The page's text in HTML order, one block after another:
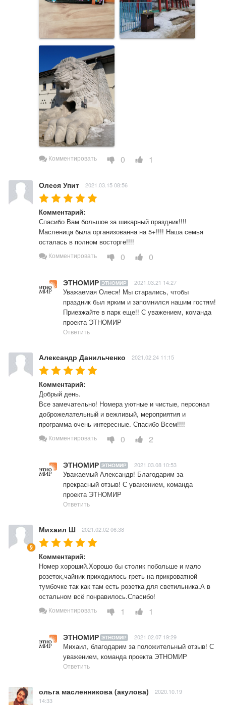
Комментировать 0 1
Олеся Упит 2021.03.15 08:56
Комментарий:
Спасибо Вам большое за шикарный праздник!!!!
Масленица была организованна на 5+!!!! Наша семья
осталась в полном восторге!!!!
Комментировать 0 0
ЭТНОМИР ЭТНОМИР 2021.03.21 14:27
Уважаемая Олеся! Мы старались, чтобы
праздник был ярким и запомнился нашим гостям!
Приезжайте в парк еще!! С уважением, команда
проекта ЭТНОМИР
Ответить
Александр Данильченко 2021.02.24 11:15
Комментарий:
Добрый день.
Все замечательно! Номера уютные и чистые, персонал
доброжелательный и вежливый, мероприятия и
программа очень интересные. Спасибо Всем!!!!
Комментировать 0 2
ЭТНОМИР ЭТНОМИР 2021.03.08 10:53
Уважаемый Александр! Благодарим за
прекрасный отзыв! С уважением, команда
проекта ЭТНОМИР
Ответить
Михаил Ш 2021.02.02 06:38
Комментарий:
Номер хороший.Хорошо бы столик побольше и мало
розеток,чайник приходилось греть на прикроватной
тумбочке так как там есть розетка для светильника.А в
остальном всё понравилось.Спасибо!
Комментировать 1 1
ЭТНОМИР ЭТНОМИР 2021.02.07 19:29
Михаил, благодарим за положительный отзыв! С
уважением, команда проекта ЭТНОМИР
Ответить
ольга масленникова (акулова)
2020.10.19
14:33